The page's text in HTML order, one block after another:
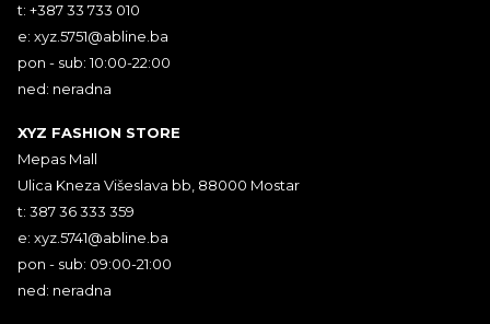
t: +387 33 733 010
e: xyz.5751@abline.ba
pon - sub: 10:00-22:00
ned: neradna
XYZ FASHION STORE
Mepas Mall
Ulica Kneza Višeslava bb, 88000 Mostar
t: 387 36 333 359
e: xyz.5741@abline.ba
pon - sub: 09:00-21:00
ned: neradna